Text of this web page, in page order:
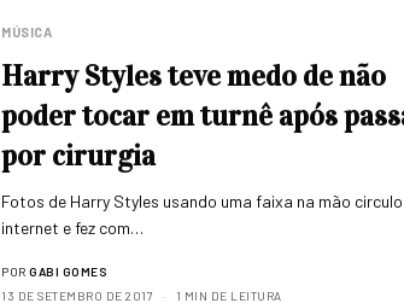
MÚSICA
Harry Styles teve medo de não
poder tocar em turnê após
por cirurgia
Fotos de Harry Styles usando uma faixa na mão
internet e fez com…
POR GABI GOMES
13 DE SETEMBRO DE 2017
1 MIN DE LEITURA